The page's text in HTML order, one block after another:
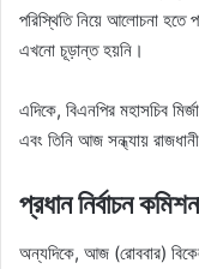
পরিস্থিতি নিয়ে আলোচনা হতে
এখনো চূড়ান্ত হয়নি।
এদিকে, বিএনপির মহাসচিব
এবং তিনি আজ সন্ধ্যায়
প্রধান নির্বাচন
অন্যদিকে, আজ (রোববার)